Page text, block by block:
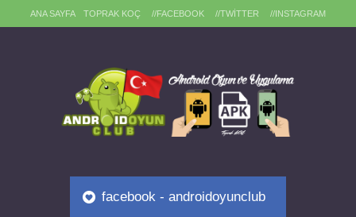
ANA SAYFA TOPRAK KOÇ //FACEBOOK //TWITTER //INSTAGRAM
facebook - androidoyunclub